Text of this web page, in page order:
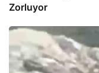
Zorluyor